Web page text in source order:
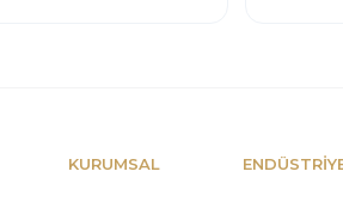
KURUMSAL